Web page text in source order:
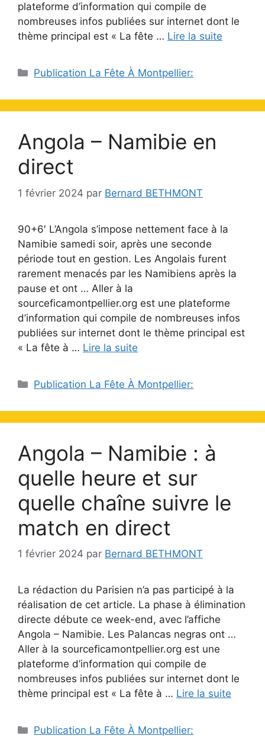
plateforme d’information qui compile de
nombreuses infos publiées sur internet dont le
thème principal est « La fête … Lire la suite
Catégories
Publication La Fête À Montpellier:
Angola – Namibie en
direct
1 février 2024 par Bernard BETHMONT
90+6′ L’Angola s’impose nettement face à la
Namibie samedi soir, après une seconde
période tout en gestion. Les Angolais furent
rarement menacés par les Namibiens après la
pause et ont … Aller à la
sourceficamontpellier.org est une plateforme
d’information qui compile de nombreuses infos
publiées sur internet dont le thème principal est
« La fête à … Lire la suite
Catégories
Publication La Fête À Montpellier:
Angola – Namibie : à
quelle heure et sur
quelle chaîne suivre le
match en direct
1 février 2024 par Bernard BETHMONT
La rédaction du Parisien n’a pas participé à la
réalisation de cet article. La phase à élimination
directe débute ce week-end, avec l’affiche
Angola – Namibie. Les Palancas negras ont …
Aller à la sourceficamontpellier.org est une
plateforme d’information qui compile de
nombreuses infos publiées sur internet dont le
thème principal est « La fête à … Lire la suite
Catégories
Publication La Fête À Montpellier: